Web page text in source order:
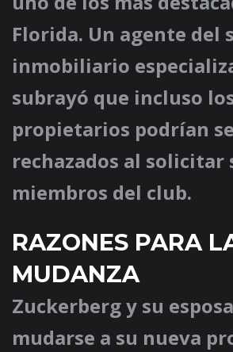
Florida. Un agente del
inmobiliario
subrayó que incluso
propietarios podrían
rechazados al solicitar
miembros del club.
RAZONES PARA
MUDANZA
Zuckerberg y su
mudarse a su nueva